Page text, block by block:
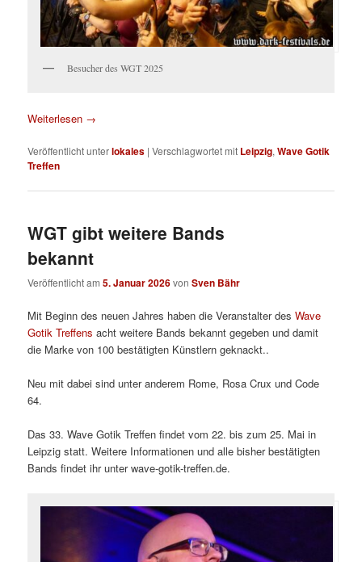
Besucher des WGT 2025
Weiterlesen →
Veröffentlicht unterlokales |Verschlagwortet mit Leipzig,Wave Gotik
Treffen
WGT gibt weitere Bands
bekannt
Veröffentlicht am5. Januar 2026vonSven Bähr
Mit Beginn des neuen Jahres haben die Veranstalter desWave
Gotik Treffens acht weitere Bands bekannt gegeben und damit
die Marke von 100 bestätigten Künstlern geknackt..
Neu mit dabei sind unter anderem Rome, Rosa Crux und Code
64.
Das 33. Wave Gotik Treffen findet vom 22. bis zum 25. Mai in
Leipzig statt. Weitere Informationen und alle bisher bestätigten
Bands findet ihr unter wave-gotik-treffen.de.